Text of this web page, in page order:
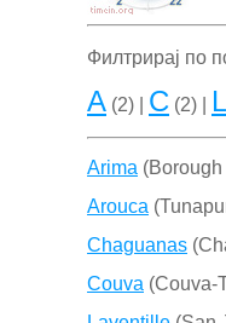
Филтрирај по
A (2) | C (2) | L
Arima
Arouca
Chaguanas
Couva (Couva-